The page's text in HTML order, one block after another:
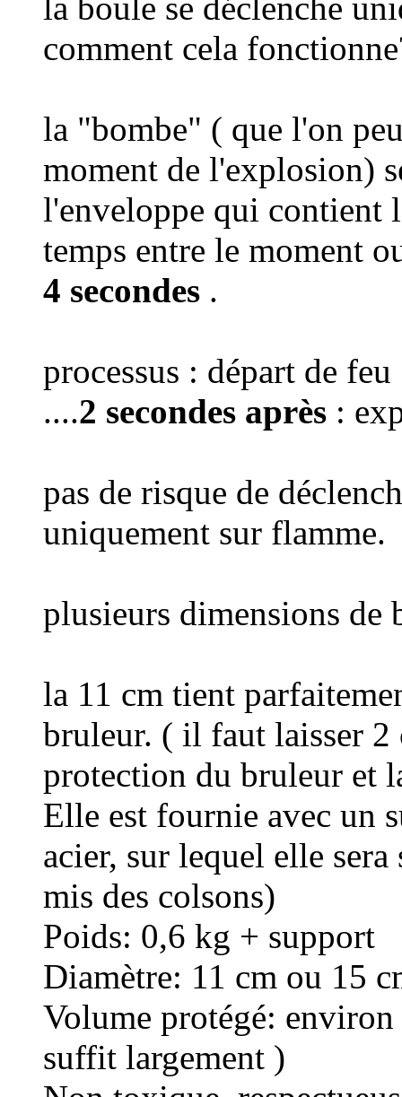
la boule se déclenche
comment cela
la "bombe" ( que l'on
moment de l'explosion)
l'enveloppe qui contient
temps entre le moment
4 secondes .
processus : départ de feu
....2 secondes après :
pas de risque de
uniquement sur flamme.
plusieurs dimensions de
la 11 cm tient
bruleur. ( il faut laisser
protection du bruleur et
Elle est fournie avec un
acier, sur lequel elle
mis des colsons)
Poids: 0,6 kg + support
Diamètre: 11 cm ou 15
Volume protégé:
suffit largement )